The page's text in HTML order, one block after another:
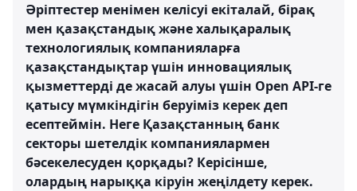
Әріптестер менімен келісуі екіталай, бірақ
мен қазақстандық және халықаралық
технологиялық компанияларға
қазақстандықтар үшін инновациялық
қызметтерді де жасай алуы үшін Open API-ге
қатысу мүмкіндігін беруіміз керек деп
есептеймін. Неге Қазақстанның банк
секторы шетелдік компаниялармен
бәсекелесуден қорқады? Керісінше,
олардың нарыққа кіруін жеңілдету керек.